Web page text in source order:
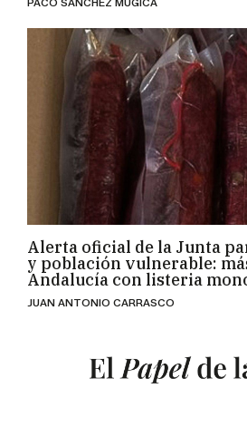
Alerta oficial de la Junta
y población vulnerable:
Andalucía con listeria
JUAN ANTONIO CARRASCO